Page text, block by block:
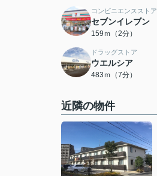
コンビニエンスストア
セブンイレブン
159ｍ（2分）
ドラッグストア
ウエルシア
483ｍ（7分）
近隣の物件